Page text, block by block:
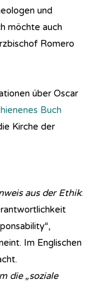
und
möchte auch
Romero
über Oscar
Buch
Kirche der
aus der Ethik:
Im Englischen
die „soziale